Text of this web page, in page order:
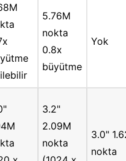
5.76M
nokta
0.8x
büyütme
Yok
3.2"
2.09M
nokta
3.0"
nokta